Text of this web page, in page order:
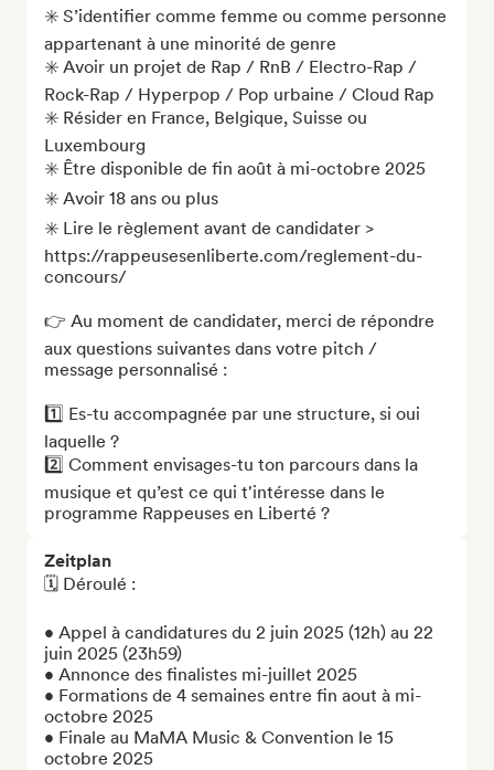
✳️ S’identifier comme femme ou comme personne
appartenant à une minorité de genre
✳️ Avoir un projet de Rap / RnB / Electro-Rap /
Rock-Rap / Hyperpop / Pop urbaine / Cloud Rap
✳️ Résider en France, Belgique, Suisse ou
Luxembourg
✳️ Être disponible de fin août à mi-octobre 2025
✳️ Avoir 18 ans ou plus
✳️ Lire le règlement avant de candidater >
https://rappeusesenliberte.com/reglement-du-
concours/
👉 Au moment de candidater, merci de répondre
aux questions suivantes dans votre pitch /
message personnalisé :
1️⃣ Es-tu accompagnée par une structure, si oui
laquelle ?
2️⃣ Comment envisages-tu ton parcours dans la
musique et qu’est ce qui t'intéresse dans le
programme Rappeuses en Liberté ?
Zeitplan
🗓️ Déroulé :
• Appel à candidatures du 2 juin 2025 (12h) au 22
juin 2025 (23h59)
• Annonce des finalistes mi-juillet 2025
• Formations de 4 semaines entre fin aout à mi-
octobre 2025
• Finale au MaMA Music & Convention le 15
octobre 2025